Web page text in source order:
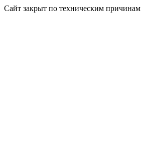
Сайт закрыт по техническим причинам